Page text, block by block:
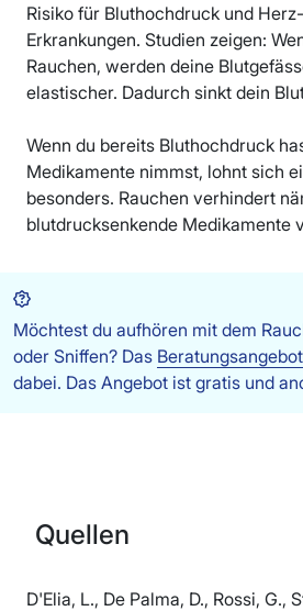
Risiko für Bluthochdruck und
Erkrankungen. Studien zeigen:
Rauchen, werden deine
elastischer. Dadurch sinkt dein
Wenn du bereits Bluthochdruck
Medikamente nimmst, lohnt sich
besonders. Rauchen verhindert
blutdrucksenkende Medikamente
Möchtest du aufhören mit dem
oder Sniffen? Das
dabei. Das Angebot ist gratis und
Quellen
D'Elia, L., De Palma, D., Rossi, G.,